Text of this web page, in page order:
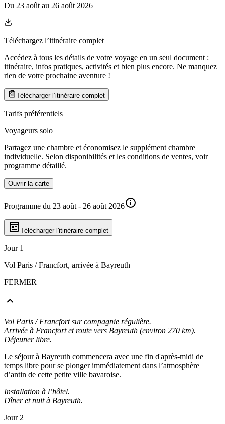
Du 23 août au 26 août 2026
Téléchargez l’itinéraire complet
Accédez à tous les détails de votre voyage en un seul document :
itinéraire, infos pratiques, activités et bien plus encore. Ne manquez
rien de votre prochaine aventure !
Télécharger l’itinéraire complet
Tarifs préférentiels
Voyageurs solo
Partagez une chambre et économisez le supplément chambre
individuelle. Selon disponibilités et les conditions de ventes, voir
programme détaillé.
Ouvrir la carte
Programme du 23 août - 26 août 2026
Télécharger l'itinéraire complet
Jour 1
Vol Paris / Francfort, arrivée à Bayreuth
FERMER
Vol Paris / Francfort sur compagnie régulière.
Arrivée à Francfort et route vers Bayreuth (environ 270 km).
Déjeuner libre.
Le séjour à Bayreuth commencera avec une fin d'après-midi de
temps libre pour se plonger immédiatement dans l’atmosphère
d’antin de cette petite ville bavaroise.
Installation à l’hôtel.
Dîner et nuit à Bayreuth.
Jour 2